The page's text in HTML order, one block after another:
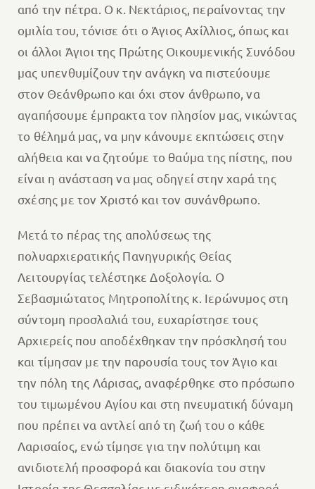
από την πέτρα. Ο κ. Νεκτάριος, περαίνοντας την
ομιλία του, τόνισε ότι ο Άγιος Αχίλλιος, όπως και
οι άλλοι Άγιοι της Πρώτης Οικουμενικής Συνόδου
μας υπενθυμίζουν την ανάγκη να πιστεύουμε
στον Θεάνθρωπο και όχι στον άνθρωπο, να
αγαπήσουμε έμπρακτα τον πλησίον μας, νικώντας
το θέλημά μας, να μην κάνουμε εκπτώσεις στην
αλήθεια και να ζητούμε το θαύμα της πίστης, που
είναι η ανάσταση να μας οδηγεί στην χαρά της
σχέσης με τον Χριστό και τον συνάνθρωπο.
Μετά το πέρας της απολύσεως της
πολυαρχιερατικής Πανηγυρικής Θείας
Λειτουργίας τελέστηκε Δοξολογία. Ο
Σεβασμιώτατος Μητροπολίτης κ. Ιερώνυμος στη
σύντομη προσλαλιά του, ευχαρίστησε τους
Αρχιερείς που αποδέχθηκαν την πρόσκλησή του
και τίμησαν με την παρουσία τους τον Άγιο και
την πόλη της Λάρισας, αναφέρθηκε στο πρόσωπο
του τιμωμένου Αγίου και στη πνευματική δύναμη
που πρέπει να αντλεί από τη ζωή του ο κάθε
Λαρισαίος, ενώ τίμησε για την πολύτιμη και
ανιδιοτελή προσφορά και διακονία του στην